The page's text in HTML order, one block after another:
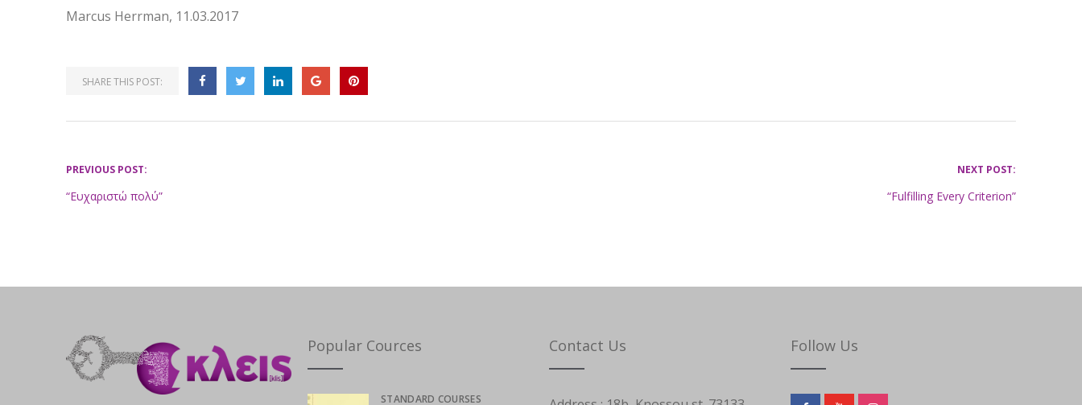
Marcus Herrman, 11.03.2017
SHARE THIS POST:
PREVIOUS POST:
“Ευχαριστώ πολύ”
NEXT POST:
“Fulfilling Every Criterion”
Popular Cources
STANDARD COURSES
Contact Us Follow Us